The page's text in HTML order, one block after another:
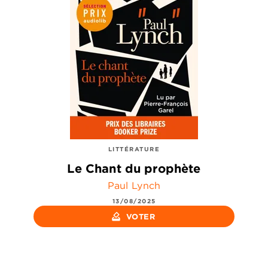
LITTÉRATURE
Le Chant du prophète
Paul Lynch
13/08/2025
how_to_vote VOTER